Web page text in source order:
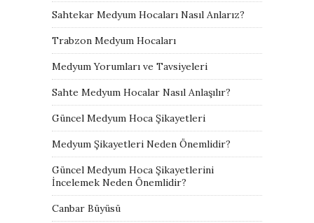
Sahtekar Medyum Hocaları Nasıl Anlarız?
Trabzon Medyum Hocaları
Medyum Yorumları ve Tavsiyeleri
Sahte Medyum Hocalar Nasıl Anlaşılır?
Güncel Medyum Hoca Şikayetleri
Medyum Şikayetleri Neden Önemlidir?
Güncel Medyum Hoca Şikayetlerini
İncelemek Neden Önemlidir?
Canbar Büyüsü